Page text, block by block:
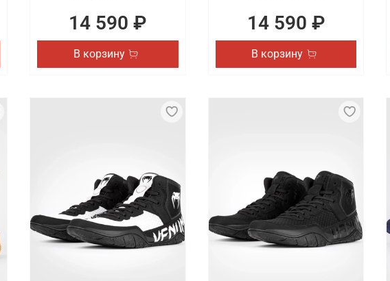
14 590 ₽
В корзину
14 590 ₽
В корзину